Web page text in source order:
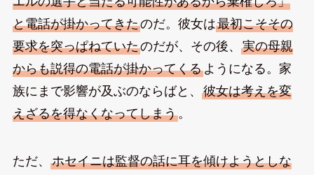
と電話が掛かってきたのだ。彼女は最初こそその
要求を突っぱねていたのだが、その後、 実の母親
からも説得の電話が掛かってくるようになる。家
族にまで影響が及ぶのならばと、 彼女は考えを変
えざるを得なくなってしまう。
ただ、 ホセイニは監督の話に耳を傾けようとしな